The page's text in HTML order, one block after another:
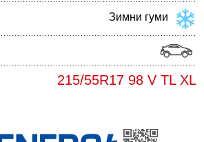
Зимни гуми
215/55R17 98 V TL XL